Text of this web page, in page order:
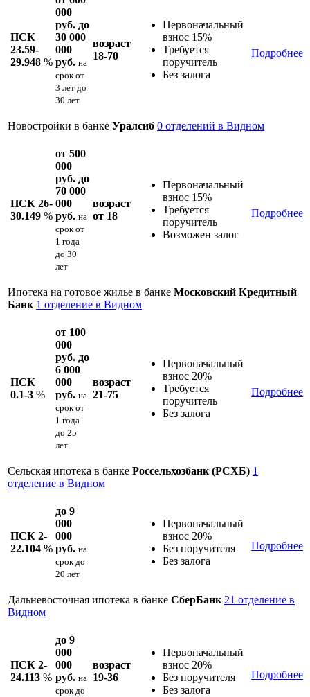
ПСК
23.59-
29.948 %
000
руб. до
30 000
000
руб. на
срокот
3 лет до
30 лет
возраст
18-70
Первоначальный
взнос 15%
Требуется
поручитель
Без залога
Подробнее
Новостройки в банке Уралсиб 0 отделений в Видном
ПСК 26-
30.149 %
от 500
000
руб. до
70 000
000
руб. на
срокот
1 года
до 30
лет
возраст
от 18
Первоначальный
взнос 15%
Требуется
поручитель
Возможен залог
Подробнее
Ипотека на готовое жилье в банке Московский Кредитный
Банк 1 отделение в Видном
ПСК
0.1-3 %
от 100
000
руб. до
6 000
000
руб. на
срокот
1 года
до 25
лет
возраст
21-75
Первоначальный
взнос 20%
Требуется
поручитель
Без залога
Подробнее
Сельская ипотека в банке Россельхозбанк (РСХБ) 1
отделение в Видном
ПСК 2-
22.104 %
до 9
000
000
руб. на
срокдо
20 лет
Первоначальный
взнос 20%
Без поручителя
Без залога
Подробнее
Дальневосточная ипотека в банке СберБанк 21 отделение в
Видном
ПСК 2-
24.113 %
до 9
000
000
руб. на
срокдо
возраст
19-36
Первоначальный
взнос 20%
Без поручителя
Без залога
Подробнее